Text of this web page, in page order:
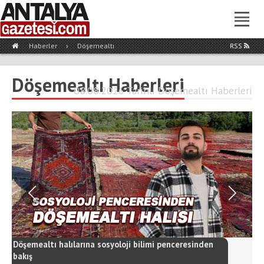
Haberler › Döşemealtı RSS
Döşemealtı Haberleri
08.08.2026 Tarihli Döşemealtı Haberleri
Döşemealtı halılarına sosyoloji bilimi penceresinden
bakış